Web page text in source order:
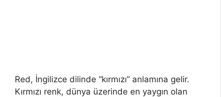
Red, İngilizce dilinde “kırmızı” anlamına gelir.
Kırmızı renk, dünya üzerinde en yaygın olan